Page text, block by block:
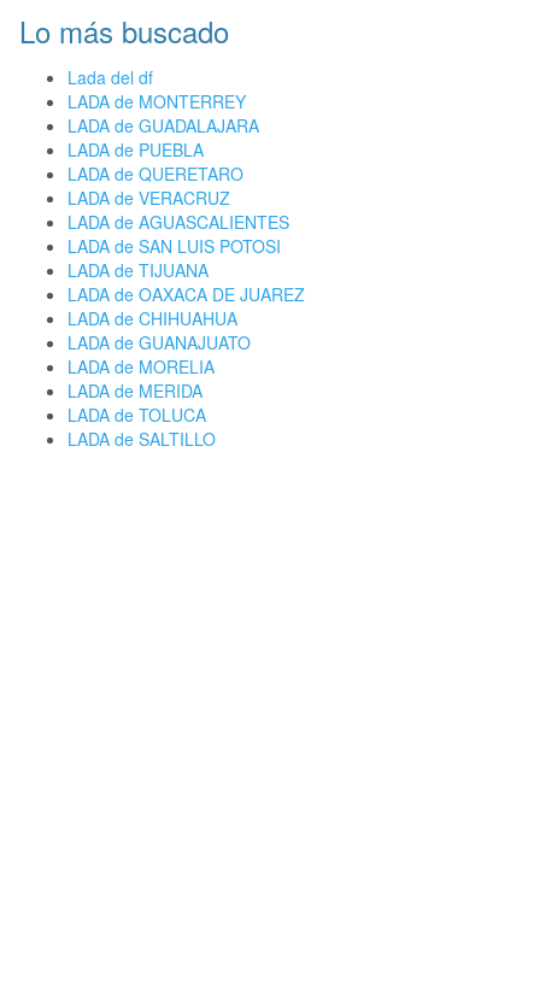
Lo más buscado
Lada del df
LADA de MONTERREY
LADA de GUADALAJARA
LADA de PUEBLA
LADA de QUERETARO
LADA de VERACRUZ
LADA de AGUASCALIENTES
LADA de SAN LUIS POTOSI
LADA de TIJUANA
LADA de OAXACA DE JUAREZ
LADA de CHIHUAHUA
LADA de GUANAJUATO
LADA de MORELIA
LADA de MERIDA
LADA de TOLUCA
LADA de SALTILLO